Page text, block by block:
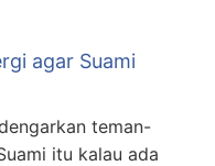
agar Suami
teman-
itu kalau ada